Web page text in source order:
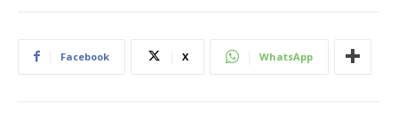
Facebook X WhatsApp